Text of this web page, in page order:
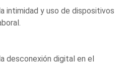
intimidad y uso de dispositivos
desconexión digital en el